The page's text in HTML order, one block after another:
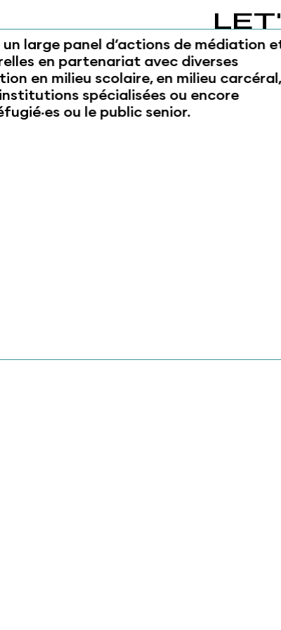
un large panel d’actions de médiation
en partenariat avec diverses
en milieu scolaire, en milieu carcéral,
spécialisées ou encore
ou le public senior.